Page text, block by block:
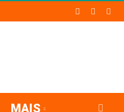
MAIS